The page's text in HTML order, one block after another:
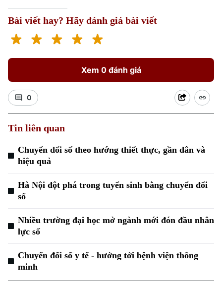
Thời sự
Bài viết hay? Hãy đánh giá bài viết
Xem 0 đánh giá
0
Tin liên quan
Chuyển đổi số theo hướng thiết thực, gần dân và
hiệu quả
Hà Nội đột phá trong tuyển sinh bằng chuyển đổi
số
Nhiều trường đại học mở ngành mới đón đầu nhân
lực số
Chuyển đổi số y tế - hướng tới bệnh viện thông
minh